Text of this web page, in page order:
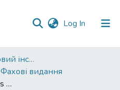
Log In (current)
Навчально-науковий інститут економіки, управління, права та інформаційних технологій
Фахові видання
Sources and determinants of the innovativeness of enterprises.